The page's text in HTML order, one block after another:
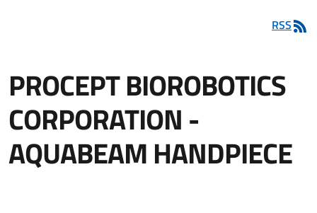
RSS
PROCEPT BIOROBOTICS
CORPORATION -
AQUABEAM HANDPIECE